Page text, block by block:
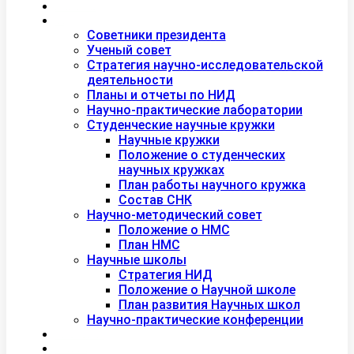
Советники президента
Ученый совет
Стратегия научно-исследовательской
деятельности
Планы и отчеты по НИД
Научно-практические лаборатории
Студенческие научные кружки
Научные кружки
Положение о студенческих
научных кружках
План работы научного кружка
Состав СНК
Научно-методический совет
Положение о НМС
План НМС
Научные школы
Стратегия НИД
Положение о Научной школе
План развития Научных школ
Научно-практические конференции